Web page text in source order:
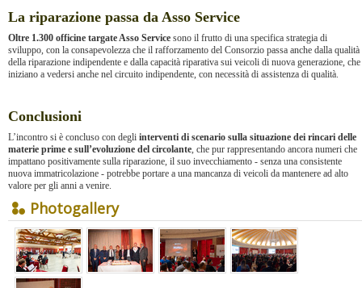
La riparazione passa da Asso Service
Oltre 1.300 officine targate Asso Service sono il frutto di una specifica strategia di
sviluppo, con la consapevolezza che il rafforzamento del Consorzio passa anche dalla qualità
della riparazione indipendente e dalla capacità riparativa sui veicoli di nuova generazione, che
iniziano a vedersi anche nel circuito indipendente, con necessità di assistenza di qualità.
Conclusioni
L’incontro si è concluso con degli interventi di scenario sulla situazione dei rincari delle
materie prime e sull’evoluzione del circolante, che pur rappresentando ancora numeri che
impattano positivamente sulla riparazione, il suo invecchiamento - senza una consistente
nuova immatricolazione - potrebbe portare a una mancanza di veicoli da mantenere ad alto
valore per gli anni a venire.
Photogallery